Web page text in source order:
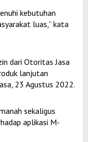
kebutuhan
luas,” kata
dari Otoritas Jasa
lanjutan
23 Agustus 2022.
sekaligus
aplikasi M-